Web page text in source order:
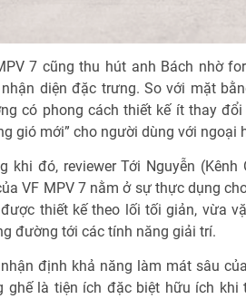
7 cũng thu hút anh Bách nhờ
nhận diện đặc trưng. So với mặt
có phong cách thiết kế ít thay
gió mới” cho người dùng với ngoại
khi đó, reviewer Tới Nguyễn
VF MPV 7 nằm ở sự thực dụng
thiết kế theo lối tối giản, vừa
đường tới các tính năng giải trí.
định khả năng làm mát sâu
ghế là tiện ích đặc biệt hữu ích khi